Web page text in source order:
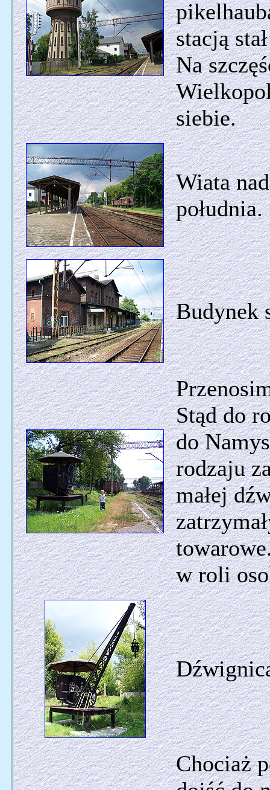
stacją
Na
siebie.
Wiata
południa.
Budynek
Stąd do
do
rodzaju
małej
w roli
Chociaż